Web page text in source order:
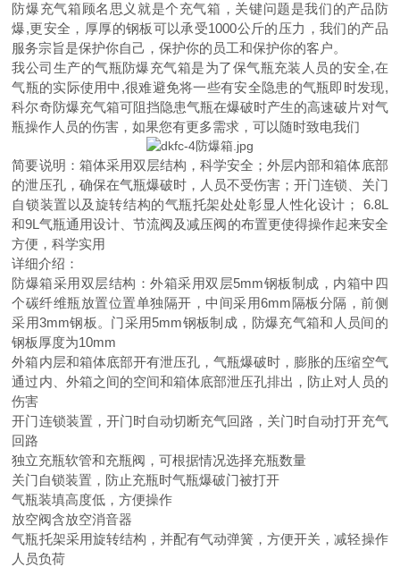
防爆充气箱顾名思义就是个充气箱，关键问题是我们的产品防
爆,更安全，厚厚的钢板可以承受1000公斤的压力，我们的产品
服务宗旨是保护你自己，保护你的员工和保护你的客户。
我公司生产的气瓶防爆充气箱是为了保气瓶充装人员的安全,在
气瓶的实际使用中,很难避免将一些有安全隐患的气瓶即时发现,
科尔奇防爆充气箱可阻挡隐患气瓶在爆破时产生的高速破片对气
瓶操作人员的伤害，如果您有更多需求，可以随时致电我们
简要说明：箱体采用双层结构，科学安全；外层内部和箱体底部
的泄压孔，确保在气瓶爆破时，人员不受伤害；开门连锁、关门
自锁装置以及旋转结构的气瓶托架处处彰显人性化设计； 6.8L
和9L气瓶通用设计、节流阀及减压阀的布置更使得操作起来安全
方便，科学实用
详细介绍：
防爆箱采用双层结构：外箱采用双层5mm钢板制成，内箱中四
个碳纤维瓶放置位置单独隔开，中间采用6mm隔板分隔，前侧
采用3mm钢板。门采用5mm钢板制成，防爆充气箱和人员间的
钢板厚度为10mm
外箱内层和箱体底部开有泄压孔，气瓶爆破时，膨胀的压缩空气
通过内、外箱之间的空间和箱体底部泄压孔排出，防止对人员的
伤害
开门连锁装置，开门时自动切断充气回路，关门时自动打开充气
回路
独立充瓶软管和充瓶阀，可根据情况选择充瓶数量
关门自锁装置，防止充瓶时气瓶爆破门被打开
气瓶装填高度低，方便操作
放空阀含放空消音器
气瓶托架采用旋转结构，并配有气动弹簧，方便开关，减轻操作
人员负荷